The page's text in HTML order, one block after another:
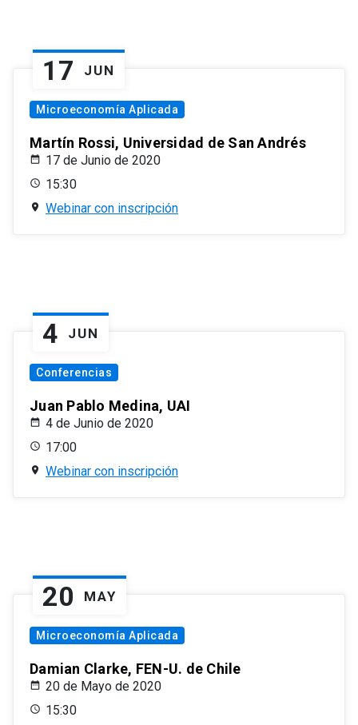
17 JUN
Microeconomía Aplicada
Martín Rossi, Universidad de San Andrés
17 de Junio de 2020
15:30
Webinar con inscripción
4 JUN
Conferencias
Juan Pablo Medina, UAI
4 de Junio de 2020
17:00
Webinar con inscripción
20 MAY
Microeconomía Aplicada
Damian Clarke, FEN-U. de Chile
20 de Mayo de 2020
15:30